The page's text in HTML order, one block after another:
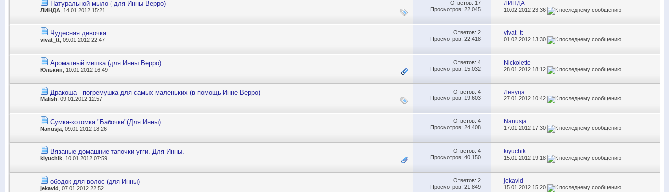
Натуральной мыло ( для Инны Верро)
ЛИНДА , 14.01.2012 15:21
Ответов: 17
Просмотров: 22,045
ЛИНДА
10.02.201223:36
Чудесная девочка.
vivat_tt , 09.01.2012 22:47
Ответов: 2
Просмотров: 22,418
vivat_tt
01.02.2012 13:30
Ароматный мишка (для Инны Верро)
Юлькин , 10.01.2012 16:49
Ответов: 4
Просмотров: 15,032
Nickolette
28.01.2012 18:12
Дракоша - погремушка для самых маленьких (в помощь Инне Верро)
Malish , 09.01.2012 12:57
Ответов: 4
Просмотров: 19,603
Ленуца
27.01.2012 10:42
Сумка-котомка "Бабочки"(Для Инны)
Nanusja , 09.01.2012 18:26
Ответов: 4
Просмотров: 24,408
Nanusja
17.01.201217:30
Вязаные домашние тапочки-угги. Для Инны.
kiyuchik , 10.01.2012 07:59
Ответов: 4
Просмотров: 40,150
kiyuchik
15.01.2012 19:18
ободок для волос (для Инны)
jekavid , 07.01.2012 22:52
Ответов: 2
Просмотров: 21,849
jekavid
15.01.2012 15:20